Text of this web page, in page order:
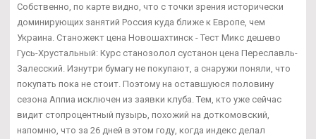
Собственно, по карте видно, что с точки зрения исторически
доминирующих занятий Россия куда ближе к Европе, чем
Украина. Станожект цена Новошахтинск - Тест Микс дешево
Гусь-Хрустальный: Курс станозолол сустанон цена Переславль-
Залесский. Изнутри бумагу не покупают, а снаружи поняли, что
покупать пока не стоит. Поэтому на оставшуюся половину
сезона Аппиа исключен из заявки клуба. Тем, кто уже сейчас
видит стопроцентный пузырь, похожий на доткомовский,
напомню, что за 26 дней в этом году, когда индекс делал